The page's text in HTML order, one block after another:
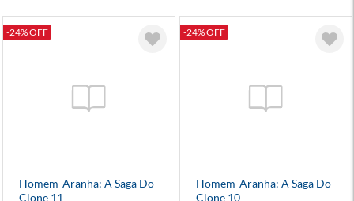
-24% OFF
Homem-Aranha: A Saga Do
Clone 11
-24% OFF
Homem-Aranha: A Saga Do
Clone 10